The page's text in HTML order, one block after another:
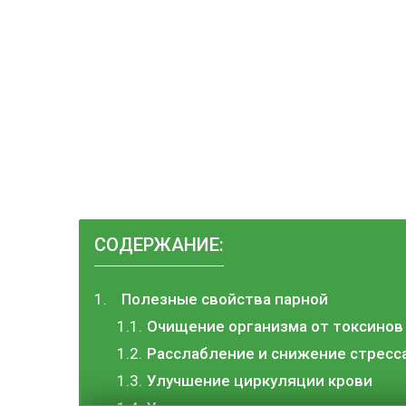
СОДЕРЖАНИЕ:
Полезные свойства парной
Очищение организма от токсинов
Расслабление и снижение
Улучшение циркуляции крови